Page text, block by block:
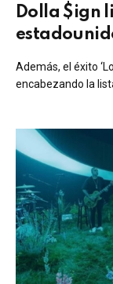
Dolla $ign
Además, el éxito
encabezando la